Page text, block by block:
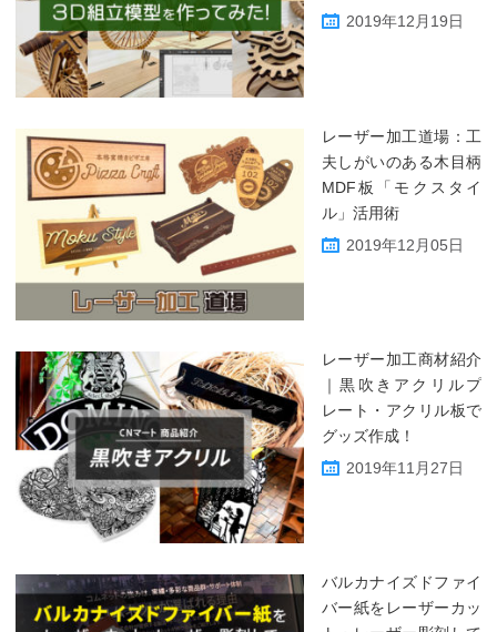
2019年12月19日
レーザー加工道場：工
夫しがいのある木目柄
MDF板「モクスタイ
ル」活用術
2019年12月05日
レーザー加工商材紹介
｜黒吹きアクリルプ
レート・アクリル板で
グッズ作成！
2019年11月27日
バルカナイズドファイ
バー紙をレーザーカッ